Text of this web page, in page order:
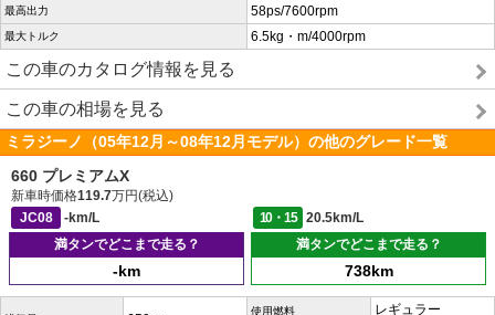
最高出力 58ps/7600rpm
最大トルク 6.5kg・m/4000rpm
この車のカタログ情報を見る
この車の相場を見る
ミラジーノ（05年12月～08年12月モデル）の他のグレード一覧
660 プレミアムX
新車時価格119.7万円(税込)
JC08
-km/L 10・15
20.5km/L
満タンでどこまで走る？
-km
満タンでどこまで走る？
738km
使用燃料
レギュラー